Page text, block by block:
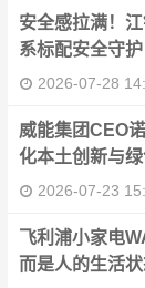
安全感拉满！
系标配安全守护
2026-07-28
威能集团CEO
化本土创新与
2026-07-23
飞利浦小家电
而是人的生活